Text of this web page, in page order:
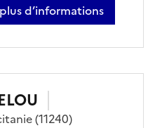
d’informations
hernandez
(11240)